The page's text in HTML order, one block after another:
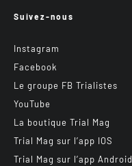
Suivez-nous
Instagram
Facebook
Le groupe FB Trialistes
YouTube
La boutique Trial Mag
Trial Mag sur l’app IOS
Trial Mag sur l’app Android